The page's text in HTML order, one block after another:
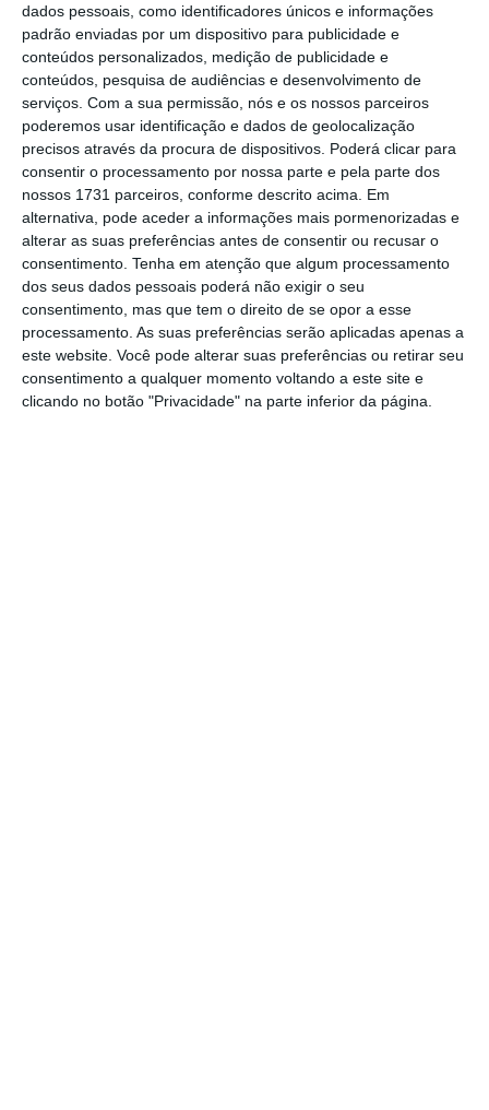
dados pessoais, como identificadores únicos e informações
padrão enviadas por um dispositivo para publicidade e
conteúdos personalizados, medição de publicidade e
conteúdos, pesquisa de audiências e desenvolvimento de
serviços. Com a sua permissão, nós e os nossos parceiros
poderemos usar identificação e dados de geolocalização
precisos através da procura de dispositivos. Poderá clicar para
consentir o processamento por nossa parte e pela parte dos
nossos 1731 parceiros, conforme descrito acima. Em
alternativa, pode aceder a informações mais pormenorizadas e
alterar as suas preferências antes de consentir ou recusar o
consentimento. Tenha em atenção que algum processamento
dos seus dados pessoais poderá não exigir o seu
consentimento, mas que tem o direito de se opor a esse
processamento. As suas preferências serão aplicadas apenas a
este website. Você pode alterar suas preferências ou retirar seu
consentimento a qualquer momento voltando a este site e
clicando no botão "Privacidade" na parte inferior da página.
Assine o ECO Premium
No momento em que a informação é
mais importante do que nunca, apoie
o jornalismo independente e rigoroso.
De que forma? Assine o ECO Premium e
tenha acesso a notícias exclusivas, à
opinião que conta, às reportagens e
especiais que mostram o outro lado da
história.